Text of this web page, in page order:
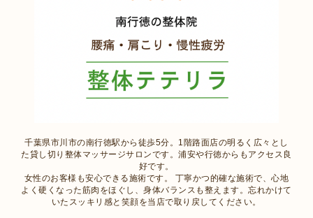
千葉県市川市の南行徳駅から徒歩5分。1階路面店の明るく広々とし
た貸し切り整体マッサージサロンです。浦安や行徳からもアクセス良
好です。
女性のお客様も安心できる施術です。 丁寧かつ的確な施術で、心地
よく硬くなった筋肉をほぐし、身体バランスも整えます。忘れかけて
いたスッキリ感と笑顔を当店で取り戻してください。